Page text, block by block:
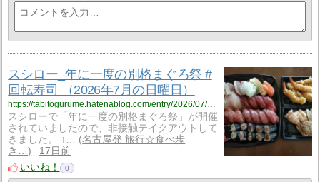
スシロー_年に一度の別格まぐろ祭 #
回転寿司 （2026年7月の日曜日）
https://tabitogurume.hatenablog.com/entry/2026/07/23/074922
スシローで「年に一度の別格まぐろ祭」が開催
されていましたので、非接触テイクアウトして
きました。 ↑…
名古屋発 旅行☆食べ歩
き…
17日前
いいね！
0